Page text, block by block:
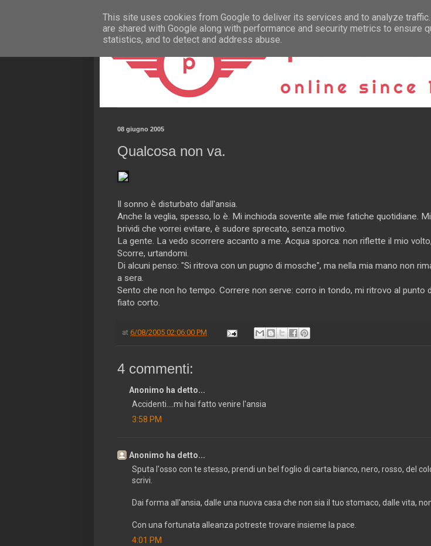
08 giugno 2005
Qualcosa non va.
Il sonno è disturbato dall'ansia.
Anche la veglia, spesso, lo è. Mi inchioda sovente alle mie fatiche quotidiane.
brividi che vorrei evitare, è sudore sprecato, senza motivo.
La gente. La vedo scorrere accanto a me. Acqua sporca: non riflette il mio
Scorre, urtandomi.
Di alcuni penso: "Si ritrova con un pugno di mosche", ma nella mia mano non
a sera.
Sento che non ho tempo. Correre non serve: corro in tondo, mi ritrovo al punto
fiato corto.
at 6/08/2005 02:06:00 PM
4 commenti:
Anonimo ha detto...
Accidenti....mi hai fatto venire l'ansia
3:58 PM
Anonimo ha detto...
Sputa l'osso con te stesso, prendi un bel foglio di carta bianco, nero, rosso, del
scrivi.
Dai forma all'ansia, dalle una nuova casa che non sia il tuo stomaco, dalle vita,
Con una fortunata alleanza potreste trovare insieme la pace.
4:01 PM
This site uses cookies from Google to deliver its services and to analyze
are shared with Google along with performance and security metrics to ensure
statistics, and to detect and address abuse.